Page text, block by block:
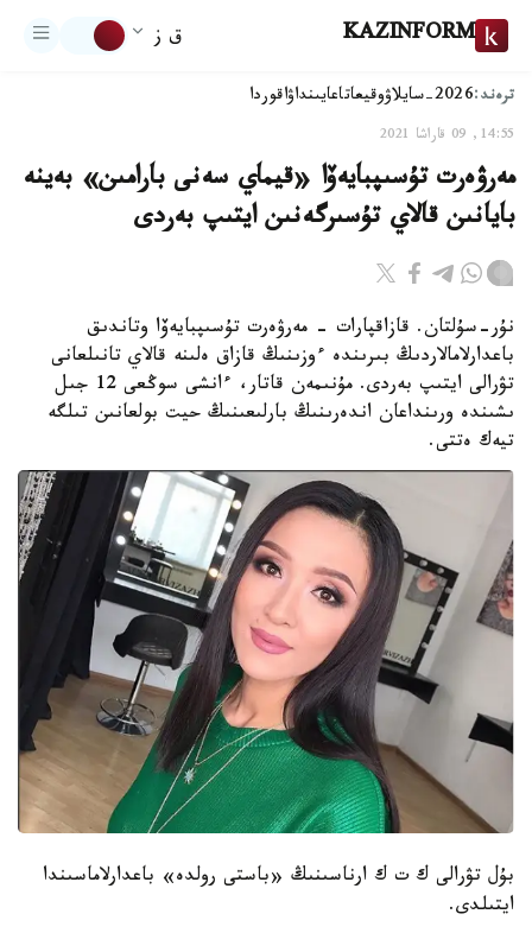
KAZINFORM ق ز
ترەند:2026-سايلاۋ وقيعاتاعايىنداۋاقوردا
14:55, 09 قاراشا 2021
مەرۋەرت تۇسىپبايەۆا «قيماي سەنى بارامىن» بەينە
بايانىن قالاي تۇسىرگەنىن ايتىپ بەردى
نۇر-سۇلتان. قازاقپارات - مەرۋەرت تۇسىپبايەۆا وتاندىق
باعدارلامالاردىڭ بىرىندە ءوزىنىڭ قازاق ەلىنە قالاي تانىلعانى
تۋرالى ايتىپ بەردى. مۇنىمەن قاتار، ءانشى سوڭعى 12 جىل
ىشىندە ورىنداعان اندەرىنىڭ بارلىعىنىڭ حيت بولعانىن تىلگە
تيەك ەتتى.
بۇل تۋرالى ك ت ك ارناسىنىڭ «باستى رولدە» باعدارلاماسىندا
ايتىلدى.